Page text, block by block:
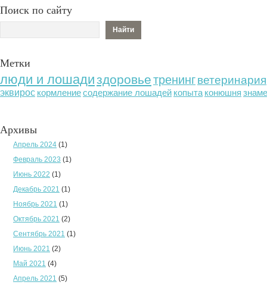
Поиск по сайту
Метки
люди и лошадиздоровьетренингветеринария
эквирос кормлениесодержание лошадей копыта конюшня
Архивы
Апрель 2024 (1)
Февраль 2023 (1)
Июнь 2022 (1)
Декабрь 2021 (1)
Ноябрь 2021 (1)
Октябрь 2021 (2)
Сентябрь 2021 (1)
Июнь 2021 (2)
Май 2021 (4)
Апрель 2021 (5)